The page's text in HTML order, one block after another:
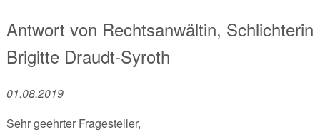
Antwort von Rechtsanwältin, Schlichterin
Brigitte Draudt-Syroth
01.08.2019
Sehr geehrter Fragesteller,